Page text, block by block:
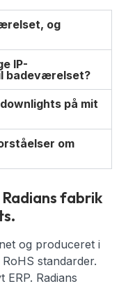
og
IP-
badeværelset?
på mit
om
fabrik
og produceret i
standarder.
Radians